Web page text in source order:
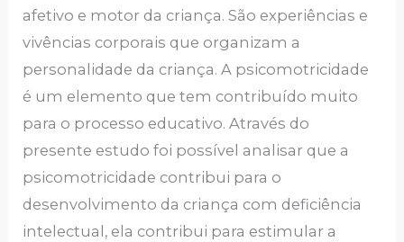
afetivo e motor da criança. São experiências e
vivências corporais que organizam a
personalidade da criança. A psicomotricidade
é um elemento que tem contribuído muito
para o processo educativo. Através do
presente estudo foi possível analisar que a
psicomotricidade contribui para o
desenvolvimento da criança com deficiência
intelectual, ela contribui para estimular a